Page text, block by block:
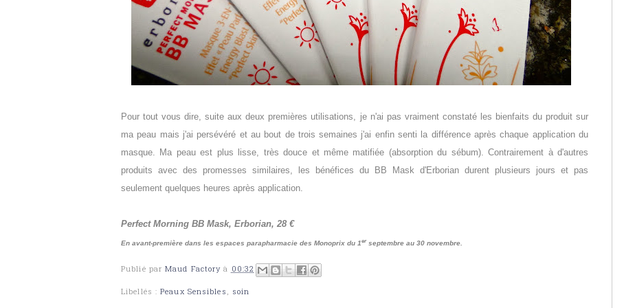
Pour tout vous dire, suite aux deux premières utilisations, je n'ai pas vraiment constaté les bienfaits du produit sur
ma peau mais j'ai persévéré et au bout de trois semaines j'ai enfin senti la différence après chaque application du
masque. Ma peau est plus lisse, très douce et même matifiée (absorption du sébum). Contrairement à d'autres
produits avec des promesses similaires, les bénéfices du BB Mask d'Erborian durent plusieurs jours et pas
seulement quelques heures après application.
Perfect Morning BB Mask, Erborian, 28 €
En avant-première dans les espaces parapharmacie des Monoprix du 1erseptembre au 30 novembre.
Publié parMaud Factory à 00:32
Libellés :Peaux Sensibles , soin